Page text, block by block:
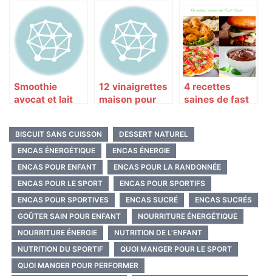
Smoothie
avocat et lait
12 vinaigrettes
maison pour
votre ligne
4 recettes
saines de fast
BISCUIT SANS CUISSON
DESSERT NATUREL
ENCAS ÉNERGÉTIQUE
ENCAS ÉNERGIE
ENCAS POUR ENFANT
ENCAS POUR LA RANDONNÉE
ENCAS POUR LE SPORT
ENCAS POUR SPORTIFS
ENCAS POUR SPORTIVES
ENCAS SUCRÉ
ENCAS SUCRÉS
GOÛTER SAIN POUR ENFANT
NOURRITURE ÉNERGÉTIQUE
NOURRITURE ÉNERGIE
NUTRITION DE L'ENFANT
NUTRITION DU SPORTIF
QUOI MANGER POUR LE SPORT
QUOI MANGER POUR PERFORMER